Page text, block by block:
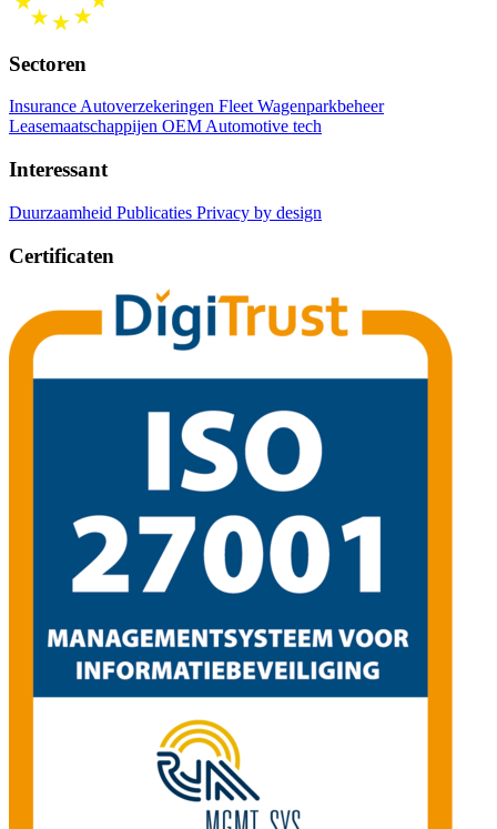
Sectoren
Insurance Autoverzekeringen Fleet Wagenparkbeheer
Leasemaatschappijen OEM Automotive tech
Interessant
Duurzaamheid Publicaties Privacy by design
Certificaten